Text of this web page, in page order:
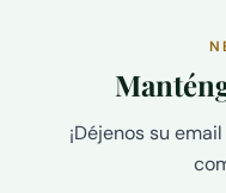
¡Déjenos su